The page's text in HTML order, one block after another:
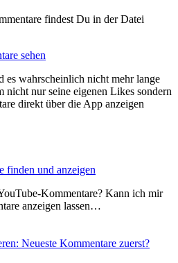
findest Du in der Datei
es wahrscheinlich nicht mehr lange
nicht nur seine eigenen Likes sondern
direkt über die App anzeigen
finden und anzeigen
Kommentare? Kann ich mir
anzeigen lassen…
Neueste Kommentare zuerst?